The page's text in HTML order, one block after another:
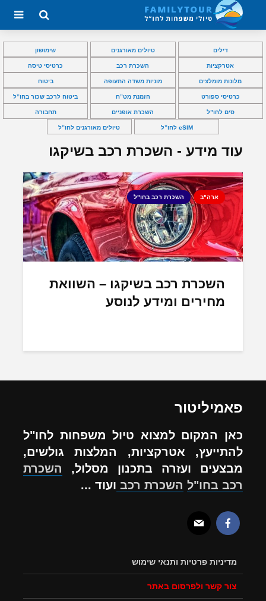
דילים טיולים מאורגנים שימושון
אטרקציות השכרת רכב כרטיסי טיסה
מלונות מומלצים מוניות משדה התעופה ביטוח
כרטיסי ספורט הזמנת מט”ח ביטוח לרכב שכור בחו”ל
סים לחו”ל השכרת אופניים תחבורה
eSIM לחו”ל טיולים מאורגנים לחו”ל
עוד מידע - השכרת רכב בשיקגו
ארה"ב השכרת רכב בחו"ל
השכרת רכב בשיקגו – השוואת
מחירים ומידע לנוסע
פאמיליטור
כאן המקום למצוא טיול משפחות לחו"ל
להתייעץ, אטרקציות, המלצות גולשים,
מבצעים ועזרה בתכנון מסלול, השכרת
רכב בחו"ל השכרת רכב ועוד ...
מדיניות פרטיות ותנאי שימוש
צור קשר ולפרסום באתר